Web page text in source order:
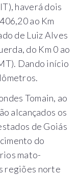
haverá dois
ao Km
de Luiz Alves
do Km 0 ao
Dando início
Tomain, ao
alcançados os
de Goiás
do
mato-
regiões norte